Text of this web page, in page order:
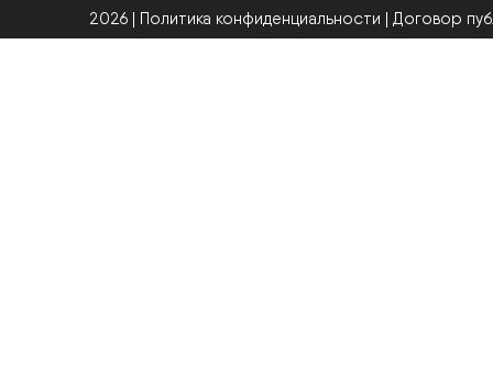
2026 | Политика конфиденциальности | Договор